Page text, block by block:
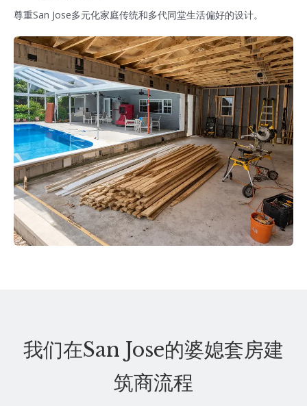
尊重San Jose多元化家庭传统和多代同堂生活偏好的设计。
我们在San Jose的婆媳套房建
筑商流程